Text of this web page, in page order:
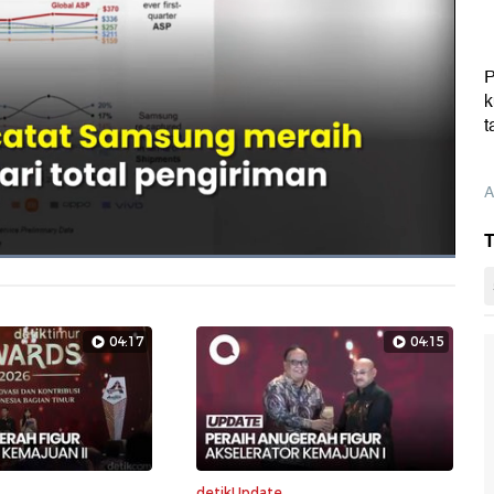
Dimuat:
04:17 04:15